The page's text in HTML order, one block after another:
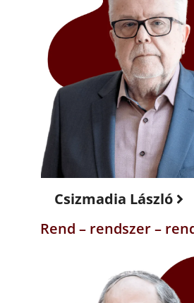
Csizmadia László
Rend – rendszer –